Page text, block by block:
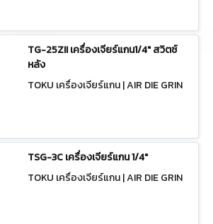
TG-25ZII เครื่องเจียร์แกน1/4" สวิตช์
หลัง
TOKU เครื่องเจียร์แกน | AIR DIE GRIN
TSG-3C เครื่องเจียร์แกน 1/4"
TOKU เครื่องเจียร์แกน | AIR DIE GRIN